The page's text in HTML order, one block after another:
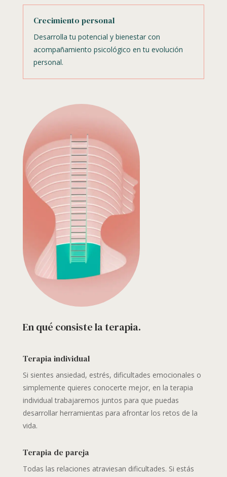
Crecimiento personal
Desarrolla tu potencial y bienestar con
acompañamiento psicológico en tu evolución
personal.
En qué consiste la terapia.
Terapia individual
Si sientes ansiedad, estrés, dificultades emocionales o
simplemente quieres conocerte mejor, en la terapia
individual trabajaremos juntos para que puedas
desarrollar herramientas para afrontar los retos de la
vida.
Terapia de pareja
Todas las relaciones atraviesan dificultades. Si estás